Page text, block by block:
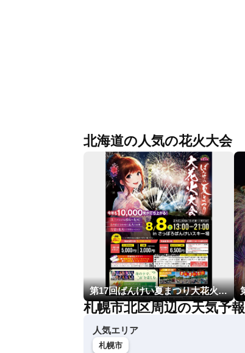
北海道の人気の花火大会
第17回ばんけい夏まつり大花火大会
札幌市北区周辺の天気予報
人気エリア
札幌市